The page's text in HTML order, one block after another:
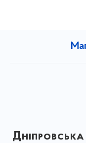
Дніпровська